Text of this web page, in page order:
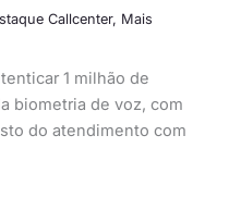
Callcenter, Mais
1 milhão de
biometria de voz, com
do atendimento com